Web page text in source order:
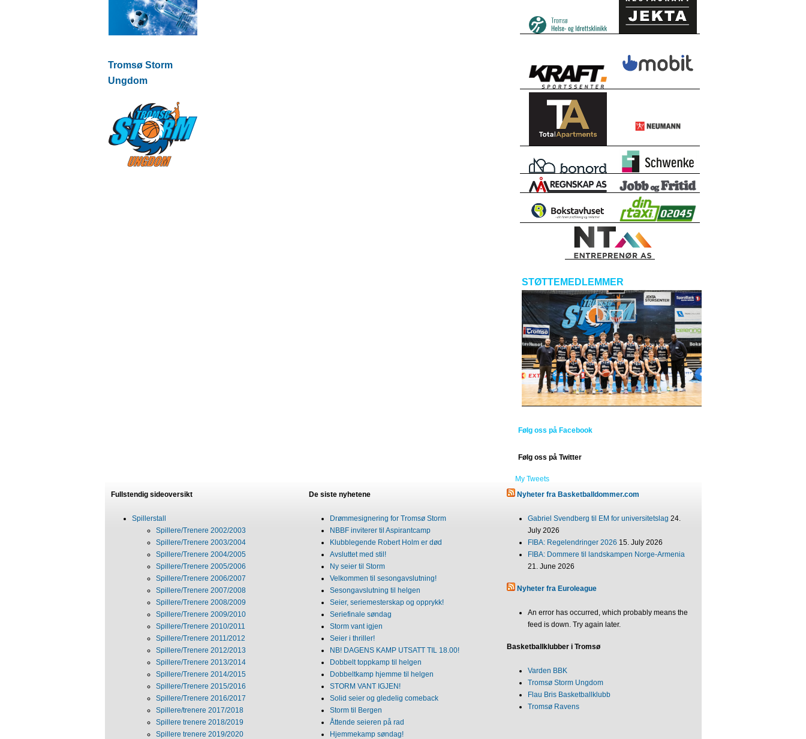
Tromsø Storm
Ungdom
STØTTEMEDLEMMER
Følg oss på Facebook
Følg oss på Twitter
My Tweets
Fullstendig sideoversikt
Spillerstall
Spillere/Trenere 2002/2003
Spillere/Trenere 2003/2004
Spillere/Trenere 2004/2005
Spillere/Trenere 2005/2006
Spillere/Trenere 2006/2007
Spillere/Trenere 2007/2008
Spillere/Trenere 2008/2009
Spillere/Trenere 2009/2010
Spillere/Trenere 2010/2011
Spillere/Trenere 2011/2012
Spillere/Trenere 2012/2013
Spillere/Trenere 2013/2014
Spillere/Trenere 2014/2015
Spillere/Trenere 2015/2016
Spillere/Trenere 2016/2017
Spillere/trenere 2017/2018
Spillere trenere 2018/2019
Spillere trenere 2019/2020
De siste nyhetene
Drømmesignering for Tromsø Storm
NBBF inviterer til Aspirantcamp
Klubblegende Robert Holm er død
Avsluttet med stil!
Ny seier til Storm
Velkommen til sesongavslutning!
Sesongavslutning til helgen
Seier, seriemesterskap og opprykk!
Seriefinale søndag
Storm vant igjen
Seier i thriller!
NB! DAGENS KAMP UTSATT TIL 18.00!
Dobbelt toppkamp til helgen
Dobbeltkamp hjemme til helgen
STORM VANT IGJEN!
Solid seier og gledelig comeback
Storm til Bergen
Åttende seieren på rad
Hjemmekamp søndag!
Nyheter fra Basketballdommer.com
Gabriel Svendberg til EM for universitetslag 24.
July 2026
FIBA: Regelendringer 2026 15. July 2026
FIBA: Dommere til landskampen Norge-Armenia
21. June 2026
Nyheter fra Euroleague
An error has occurred, which probably means the
feed is down. Try again later.
Basketballklubber i Tromsø
Varden BBK
Tromsø Storm Ungdom
Flau Bris Basketballklubb
Tromsø Ravens